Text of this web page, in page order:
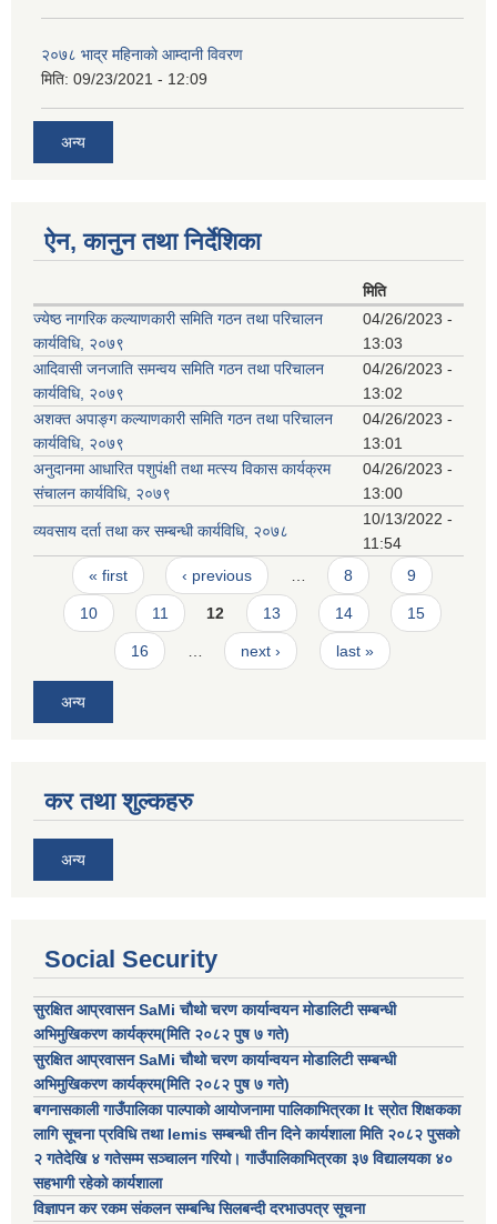
२०७८ भाद्र महिनाकाे आम्दानी विवरण
मिति: 09/23/2021 - 12:09
अन्य
ऐन, कानुन तथा निर्देशिका
मिति
ज्येष्ठ नागरिक कल्याणकारी समिति गठन तथा परिचालन
कार्यविधि, २०७९
04/26/2023 -
13:03
आदिवासी जनजाति समन्वय समिति गठन तथा परिचालन
कार्यविधि, २०७९
04/26/2023 -
13:02
अशक्त अपाङ्ग कल्याणकारी समिति गठन तथा परिचालन
कार्यविधि, २०७९
04/26/2023 -
13:01
अनुदानमा आधारित पशुपंक्षी तथा मत्स्य विकास कार्यक्रम
संचालन कार्यविधि, २०७९
04/26/2023 -
13:00
व्यवसाय दर्ता तथा कर सम्बन्धी कार्यविधि, २०७८
10/13/2022 -
11:54
Pages
« first ‹ previous 8 9
10 11 12 13 14 15
16 next › last »
अन्य
कर तथा शुल्कहरु
अन्य
Social Security
सुरक्षित आप्रवासन SaMi चाैथो चरण कार्यान्वयन मोडालिटी सम्बन्धी
अभिमुखिकरण कार्यक्रम(मिति २०८२ पुष ७ गते)
सुरक्षित आप्रवासन SaMi चाैथो चरण कार्यान्वयन मोडालिटी सम्बन्धी
अभिमुखिकरण कार्यक्रम(मिति २०८२ पुष ७ गते)
बगनासकाली गाउँपालिका पाल्पाको आयोजनामा पालिकाभित्रका It स्रोत शिक्षकका
लागि सूचना प्रविधि तथा Iemis सम्बन्धी तीन दिने कार्यशाला मिति २०८२ पुसको
२ गतेदेखि ४ गतेसम्म सञ्चालन गरियो। गाउँपालिकाभित्रका ३७ विद्यालयका ४०
सहभागी रहेको कार्यशाला
विज्ञापन कर रकम संकलन सम्बन्धि सिलबन्दी दरभाउपत्र सूचना